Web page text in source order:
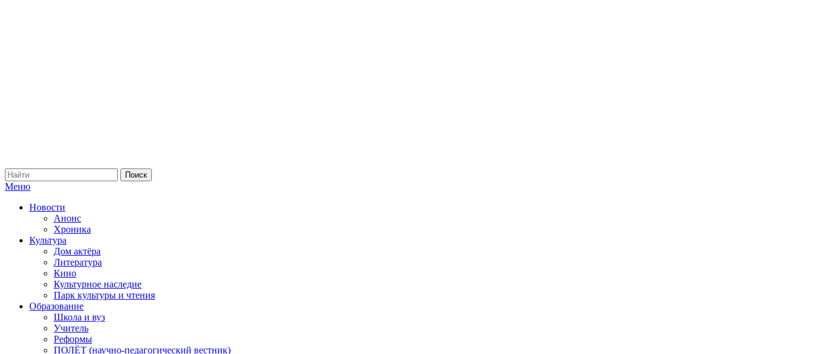
Меню
Новости
Анонс
Хроника
Культура
Дом актёра
Литература
Кино
Культурное наследие
Парк культуры и чтения
Образование
Школа и вуз
Учитель
Реформы
ПОЛЁТ (научно-педагогический вестник)